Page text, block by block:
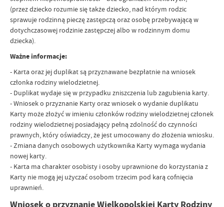
(przez dziecko rozumie się także dziecko, nad którym rodzic
sprawuje rodzinną pieczę zastępczą oraz osobę przebywającą w
dotychczasowej rodzinie zastępczej albo w rodzinnym domu
dziecka).
Ważne informacje:
- Karta oraz jej duplikat są przyznawane bezpłatnie na wniosek
członka rodziny wielodzietnej.
- Duplikat wydaje się w przypadku zniszczenia lub zagubienia karty.
- Wniosek o przyznanie Karty oraz wniosek o wydanie duplikatu
Karty może złożyć w imieniu członków rodziny wielodzietnej członek
rodziny wielodzietnej posiadający pełną zdolność do czynności
prawnych, który oświadczy, że jest umocowany do złożenia wniosku.
- Zmiana danych osobowych użytkownika Karty wymaga wydania
nowej karty.
- Karta ma charakter osobisty i osoby uprawnione do korzystania z
Karty nie mogą jej użyczać osobom trzecim pod karą cofnięcia
uprawnień.
Wniosek o przyznanie Wielkopolskiej Karty Rodziny